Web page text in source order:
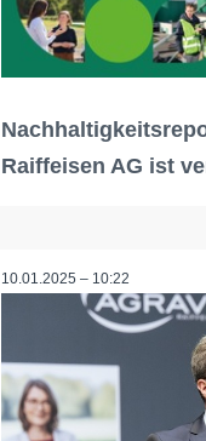
Raiffeisen AG ist
10.01.2025 – 10:22